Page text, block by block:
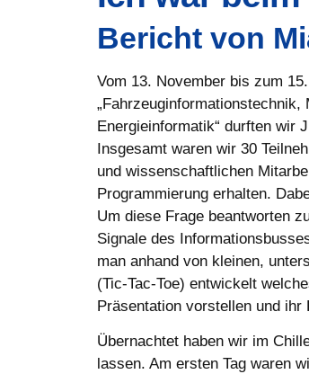
Bericht von
Vom 13. November bis zum
Energieinformatik“ durften wir
Insgesamt waren wir 30
und wissenschaftlichen
Programmierung erhalten.
Um diese Frage beantworten
Signale des
man anhand von kleinen,
(Tic-Tac-Toe) entwickelt
Präsentation vorstellen und
Übernachtet haben wir im
lassen. Am ersten Tag waren